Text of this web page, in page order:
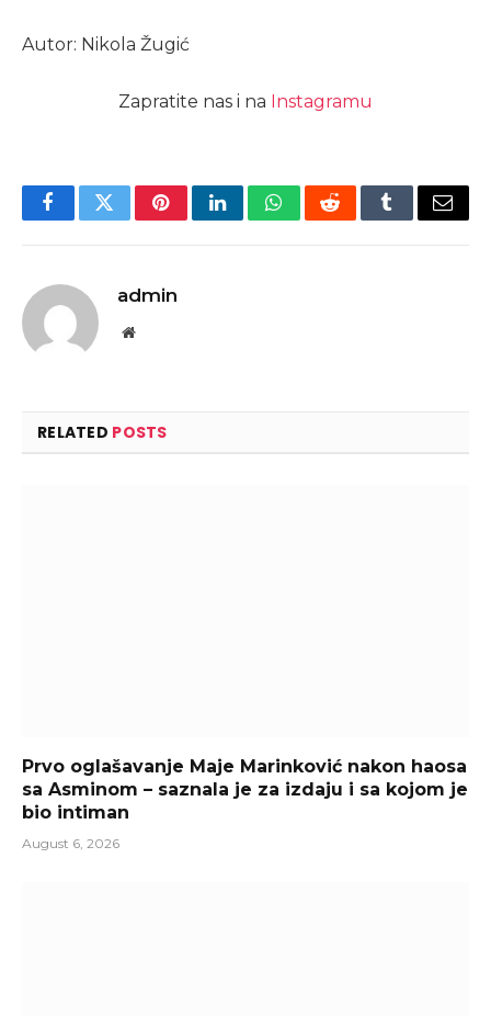
Autor: Nikola Žugić
Zapratite nas i na Instagramu
FacebookTwitterPinterestLinkedInWhatsAppRedditTumblrEmail
admin
Website
RELATED POSTS
Prvo oglašavanje Maje Marinković nakon haosa
sa Asminom – saznala je za izdaju i sa kojom je
bio intiman
August 6, 2026